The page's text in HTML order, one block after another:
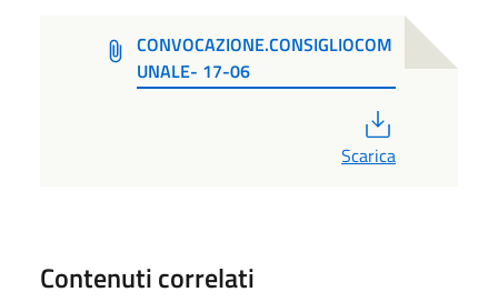
CONVOCAZIONE.CONSIGLIOCOM
UNALE- 17-06
Scarica
Contenuti correlati